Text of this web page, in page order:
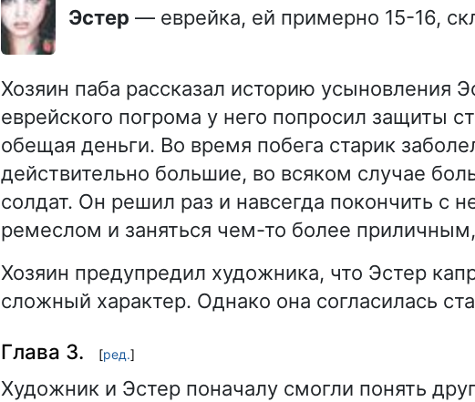
Эстер — еврейка, ей примерно 15-16,
Хозяин паба рассказал историю усыновления
еврейского погрома у него попросил защиты
обещая деньги. Во время побега старик
действительно большие, во всяком случае
солдат. Он решил раз и навсегда покончить с
ремеслом и заняться чем-то более
Хозяин предупредил художника, что Эстер
сложный характер. Однако она согласилась
Глава 3. [ред.]
Художник и Эстер поначалу смогли понять